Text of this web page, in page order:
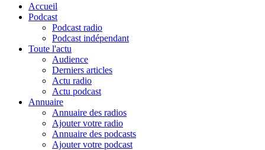
Accueil
Podcast
Podcast radio
Podcast indépendant
Toute l'actu
Audience
Derniers articles
Actu radio
Actu podcast
Annuaire
Annuaire des radios
Ajouter votre radio
Annuaire des podcasts
Ajouter votre podcast